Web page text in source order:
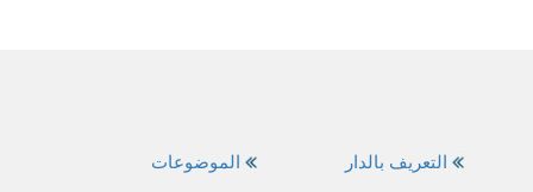
الموضوعات التعريف بالدار